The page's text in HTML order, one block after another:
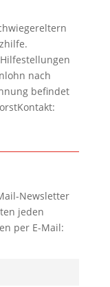
nach
befindet
Newsletter
jeden
per E-Mail: